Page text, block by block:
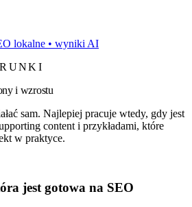
lokalne • wyniki AI
i wzrostu
sam. Najlepiej pracuje wtedy, gdy jest
content i przykładami, które
w praktyce.
jest gotowa na SEO